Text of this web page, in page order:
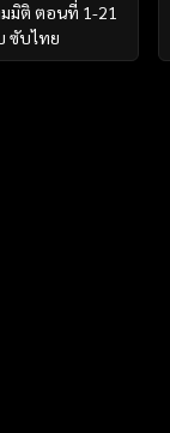
มิติ ตอนที่ 1-21
ซับไทย